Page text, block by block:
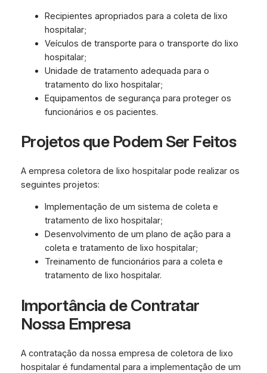
Recipientes apropriados para a coleta de lixo
hospitalar;
Veículos de transporte para o transporte do lixo
hospitalar;
Unidade de tratamento adequada para o
tratamento do lixo hospitalar;
Equipamentos de segurança para proteger os
funcionários e os pacientes.
Projetos que Podem Ser Feitos
A empresa coletora de lixo hospitalar pode realizar os
seguintes projetos:
Implementação de um sistema de coleta e
tratamento de lixo hospitalar;
Desenvolvimento de um plano de ação para a
coleta e tratamento de lixo hospitalar;
Treinamento de funcionários para a coleta e
tratamento de lixo hospitalar.
Importância de Contratar
Nossa Empresa
A contratação da nossa empresa de coletora de lixo
hospitalar é fundamental para a implementação de um